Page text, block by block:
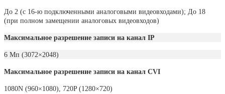
До 2 (с 16-ю подключенными аналоговыми видеовходами); До 18
(при полном замещении аналоговых видеовходов)
Максимальное разрешение записи на канал IP
6 Мп (3072×2048)
Максимальное разрешение записи на канал CVI
1080N (960×1080), 720P (1280×720)